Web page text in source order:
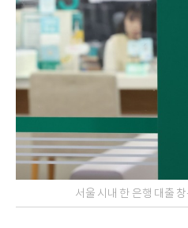
서울 시내 한 은행 대출